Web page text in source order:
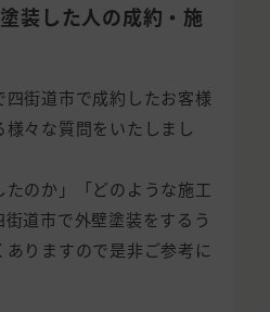
装した人の成約・施
街道市で成約したお客様
々な質問をいたしまし
たのか」「どのような施工
道市で外壁塗装をするう
りますので是非ご参考に